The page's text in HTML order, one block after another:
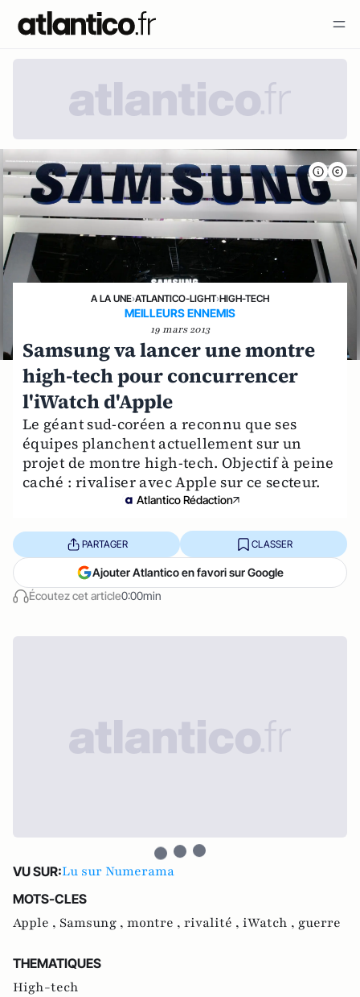
A LA UNE›ATLANTICO-LIGHT›HIGH-TECH
MEILLEURS ENNEMIS
19 mars 2013
Samsung va lancer une montre
high-tech pour concurrencer
l'iWatch d'Apple
Le géant sud-coréen a reconnu que ses
équipes planchent actuellement sur un
projet de montre high-tech. Objectif à peine
caché : rivaliser avec Apple sur ce secteur.
Atlantico Rédaction
Écoutez cet article0:00min
PARTAGER CLASSER
Ajouter Atlantico en favori sur Google
VU SUR:Lu sur Numerama
MOTS-CLES
Apple , Samsung , montre , rivalité , iWatch , guerre
THEMATIQUES
High-tech